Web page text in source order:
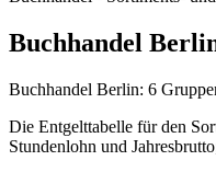
Buchhandel
Buchhandel Berlin: 6
Die Entgelttabelle für den
Stundenlohn und